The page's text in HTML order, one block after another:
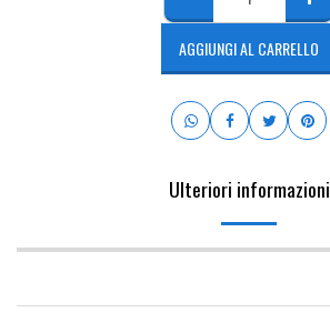
AGGIUNGI AL CARRELLO
Ulteriori informazioni